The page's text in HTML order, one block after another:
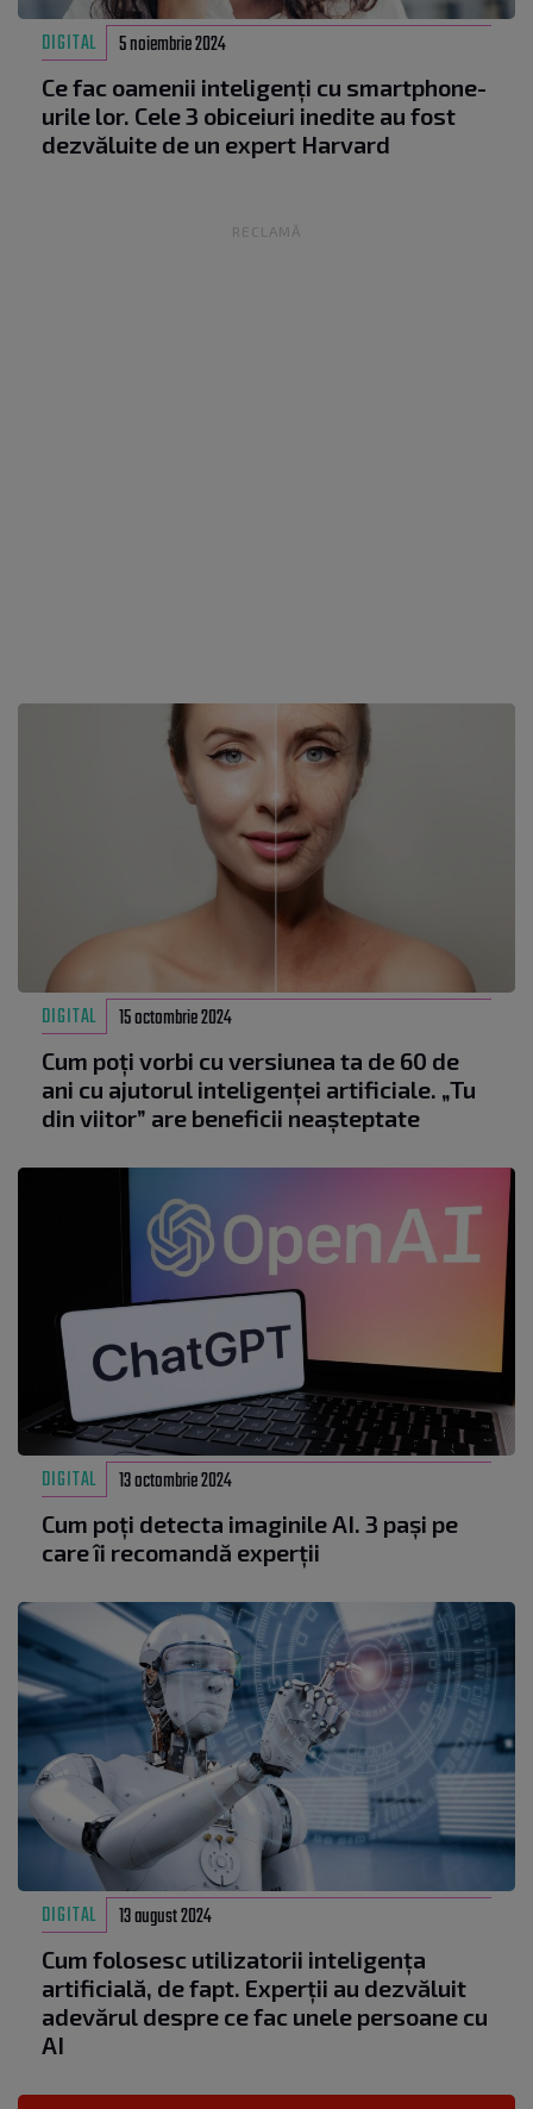
DIGITAL 5 noiembrie 2024
Ce fac oamenii inteligenți cu smartphone-
urile lor. Cele 3 obiceiuri inedite au fost
dezvăluite de un expert Harvard
RECLAMĂ
DIGITAL 15 octombrie 2024
Cum poți vorbi cu versiunea ta de 60 de
ani cu ajutorul inteligenței artificiale. „Tu
din viitor” are beneficii neașteptate
DIGITAL 13 octombrie 2024
Cum poți detecta imaginile AI. 3 pași pe
care îi recomandă experții
DIGITAL 13 august 2024
Cum folosesc utilizatorii inteligența
artificială, de fapt. Experții au dezvăluit
adevărul despre ce fac unele persoane cu
AI